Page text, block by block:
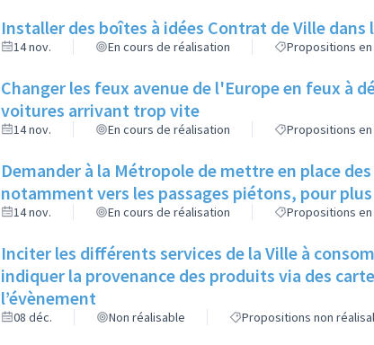
Installer des boîtes à idées Contrat de Ville
14 nov. En cours de réalisation Propositions
Changer les feux avenue de l'Europe en feux à
voitures arrivant trop vite
14 nov. En cours de réalisation Propositions
Demander à la Métropole de mettre en place
notamment vers les passages piétons, pour
14 nov. En cours de réalisation Propositions
Inciter les différents services de la Ville à
indiquer la provenance des produits via des
l’évènement
08 déc. Non réalisable Propositions non